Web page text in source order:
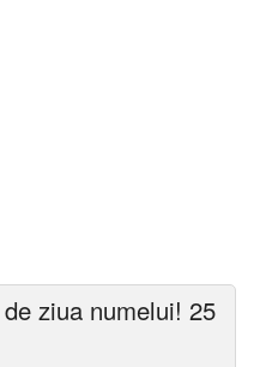
ziua numelui! 25